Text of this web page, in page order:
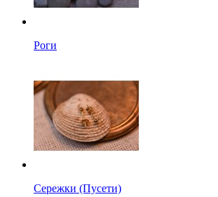
Роги
Сережки (Пусети)